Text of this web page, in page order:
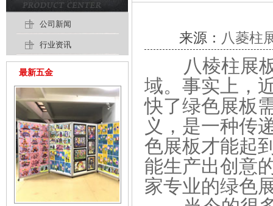
来源： 八菱柱
八棱柱展板
域。事实上，
快了绿色展板
义，是一种传
色展板才能起
能生产出创意
家专业的绿色
公司新闻
行业资讯
最新五金